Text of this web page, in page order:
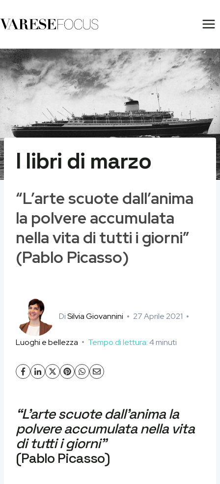
al
I libri di marzo
“L’arte scuote dall’anima
la polvere accumulata
nella vita di tutti i giorni”
(Pablo Picasso)
DiSilvia Giovannini 27 Aprile 2021
Luoghi e bellezza Tempo di lettura:4minuti
“L’arte scuote dall’anima la
polvere accumulata nella vita
di tutti i giorni”
(Pablo Picasso)